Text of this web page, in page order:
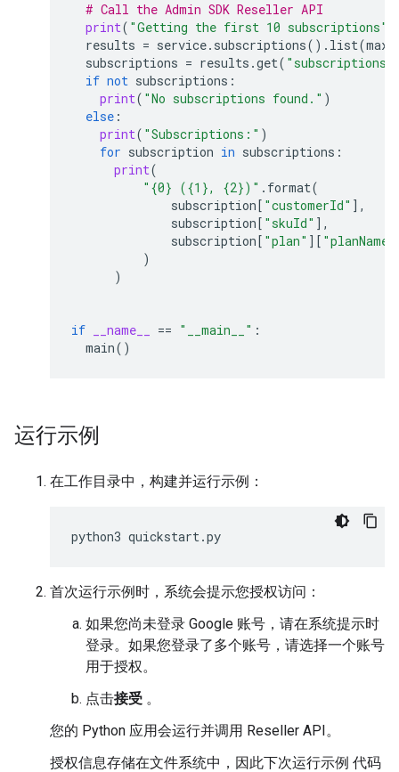
# Call the Admin SDK Reseller API
print( "Getting the first 10 subscriptions"
results = service. subscriptions() . list(
subscriptions = results .get( "subscriptions"
if not subscriptions :
print( "No subscriptions found." )
else :
print( "Subscriptions:" )
for subscription in subscriptions :
print(
" {0} ({1}, {2})" . format(
subscription[ "customerId" ],
subscription[ "skuId" ],
subscription[ "plan" ][ "planName"
)
)
if __name__ == "__main__" :
main()
运行示例
在工作目录中，构建并运行示例：
python3 quickstart.py
首次运行示例时，系统会提示您授权访问：
如果您尚未登录 Google 账号，请在系统提示时
登录。如果您登录了多个账号，请选择一个账号
用于授权。
点击接受 。
您的 Python 应用会运行并调用 Reseller API。
授权信息存储在文件系统中，因此下次运行示例 代码